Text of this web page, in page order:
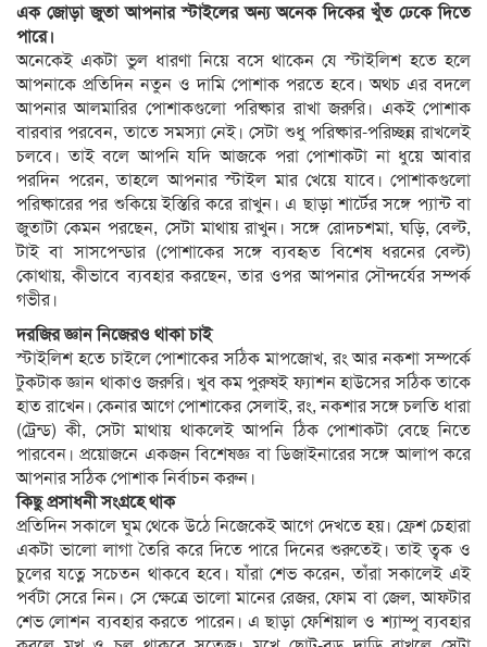
এক জোড়া জুতা আপনার স্টাইলের অন্য অনেক দিকের খুঁত ঢেকে দিতে
পারে।
অনেকেই একটা ভুল ধারণা নিয়ে বসে থাকেন যে স্টাইলিশ হতে হলে
আপনাকে প্রতিদিন নতুন ও দামি পোশাক পরতে হবে। অথচ এর বদলে
আপনার আলমারির পোশাকগুলো পরিষ্কার রাখা জরুরি। একই পোশাক
বারবার পরবেন, তাতে সমস্যা নেই। সেটা শুধু পরিষ্কার-পরিচ্ছন্ন রাখলেই
চলবে। তাই বলে আপনি যদি আজকে পরা পোশাকটা না ধুয়ে আবার
পরদিন পরেন, তাহলে আপনার স্টাইল মার খেয়ে যাবে। পোশাকগুলো
পরিষ্কারের পর শুকিয়ে ই​স্তিরি করে রাখুন। এ ছাড়া শার্টের সঙ্গে প্যান্ট বা
জুতাটা কেমন পরছেন, সেটা মাথায় রাখুন। সঙ্গে রোদচশমা, ঘড়ি, বেল্ট,
টাই বা সাসপেন্ডার (পোশাকের সঙ্গে ব্যবহৃত বিশেষ ধরনের বেল্ট)
কোথায়, কীভাবে ব্যবহার করছেন, তার ওপর আপনার সৌন্দর্যের সম্পর্ক
গভীর।
দরজির জ্ঞান নিজেরও থাকা চাই
স্টাইলিশ হতে চাইলে পোশাকের সঠিক মাপজোখ, রং আর নকশা সম্পর্কে
টুকটাক জ্ঞান থাকাও জরুরি। খুব কম পুরুষই ফ্যাশন হাউসের সঠিক তাকে
হাত রাখেন। কেনার আগে পোশাকের সেলাই, রং, নকশার সঙ্গে চলতি ধারা
(ট্রেন্ড) কী, সেটা মাথায় থাকলেই আপনি ঠিক পোশাকটা বেছে নিতে
পারবেন। প্রয়োজনে একজন বিশেষজ্ঞ বা ডিজাইনারের সঙ্গে আলাপ করে
আপনার সঠিক পোশাক নির্বাচন করুন।
কিছু প্রসাধনী সংগ্রহে থাক
প্রতিদিন সকালে ঘুম থেকে উঠে নিজেকেই আগে দেখতে হয়। ফ্রেশ চেহারা
একটা ভালো লাগা তৈরি করে দিতে পারে দিনের শুরুতেই। তাই ত্বক ও
চুলের যত্নে সচেতন থাকবে হবে। যাঁরা শেভ করেন, তাঁরা সকালেই এই
পর্বটা সেরে নিন। সে ক্ষেত্রে ভালো মানের রেজর, ফোম বা জেল, আফটার
শেভ লোশন ব্যবহার করতে পারেন। এ ছাড়া ফেশিয়াল ও শ্যাম্পু ব্যবহার